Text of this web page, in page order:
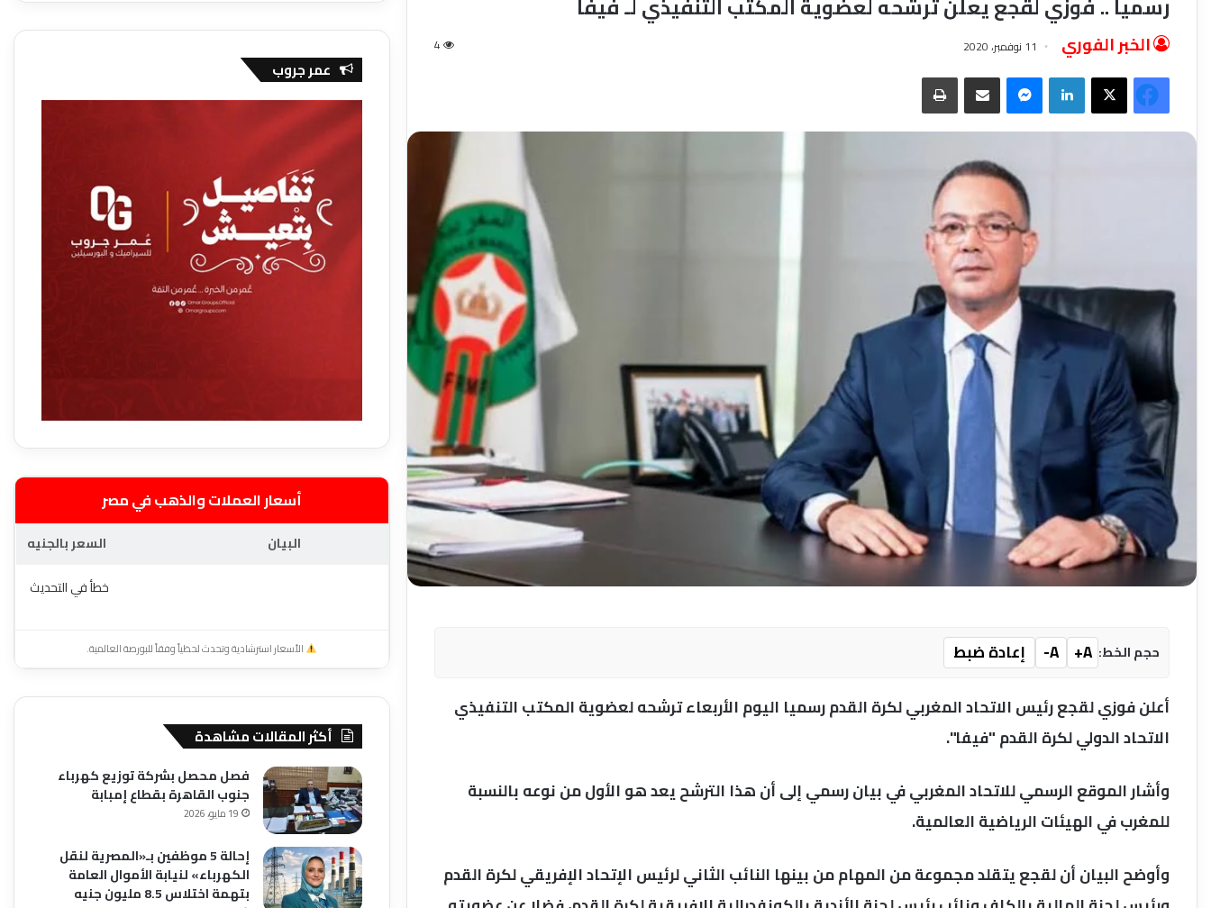
الخبر الفوري 11 نوفمبر، 2020 4
فيسبوك‫X لينكدإن ماسنجر مشاركة عبر البريد طباعة
حجم الخط: A+
A-
إعادة ضبط
أعلن فوزي لقجع رئيس الاتحاد المغربي لكرة القدم رسميا اليوم الأربعاء ترشحه لعضوية المكتب التنفيذي
الاتحاد الدولي لكرة القدم "فيفا".
وأشار الموقع الرسمي للاتحاد المغربي في بيان رسمي إلى أن هذا الترشح يعد هو الأول من نوعه بالنسبة
للمغرب في الهيئات الرياضية العالمية.
وأوضح البيان أن لقجع يتقلد مجموعة من المهام من بينها النائب الثاني لرئيس الإتحاد الإفريقي لكرة القدم
عمر جروب
أسعار العملات والذهب في مصر
البيان
السعر بالجنيه
خطأ في التحديث
الأسعار استرشادية وتحدث لحظياً وفقاً للبورصة العالمية.
أكثر المقالات مشاهدة
فصل محصل بشركة توزيع كهرباء
جنوب القاهرة بقطاع إمبابة
19 مايو، 2026
إحالة 5 موظفين بـ«المصرية لنقل
الكهرباء» لنيابة الأموال العامة
بتهمة اختلاس 8.5 مليون جنيه